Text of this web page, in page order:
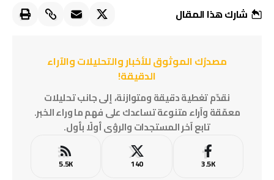
شارك هذا المقال
مصدرُك الموثوق للأخبار والتحليلات والآراء
الدقيقة!
نقدّم تغطية دقيقة ومتوازنة، إلى جانب تحليلات
معمّقة وآراء متنوعة تساعدك على فهم ما وراء الخبر.
تابع آخر المستجدات والرؤى أولًا بأول.
3.5K
140
5.5K